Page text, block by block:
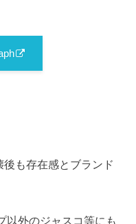
も存在感とブランド
以外のジャスコ等にも